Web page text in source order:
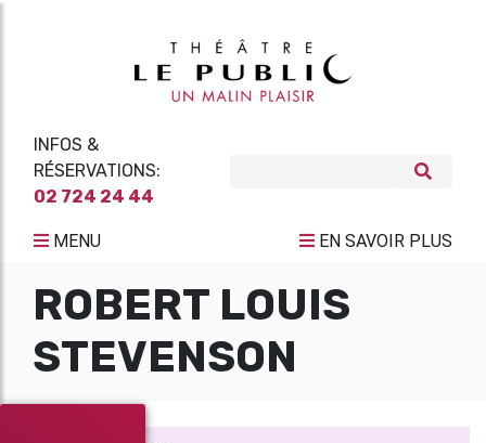
INFOS &
RÉSERVATIONS:
02 724 24 44
MENU EN SAVOIR PLUS
ROBERT LOUIS
STEVENSON